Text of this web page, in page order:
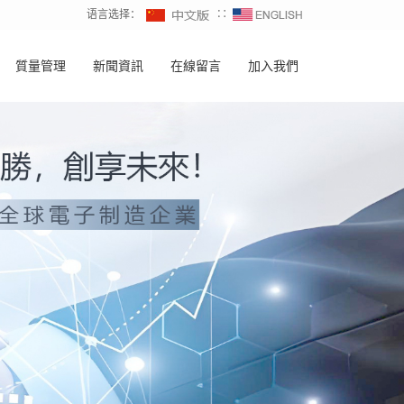
语言选择： ∷
質量管理 新聞資訊 在線留言 加入我們